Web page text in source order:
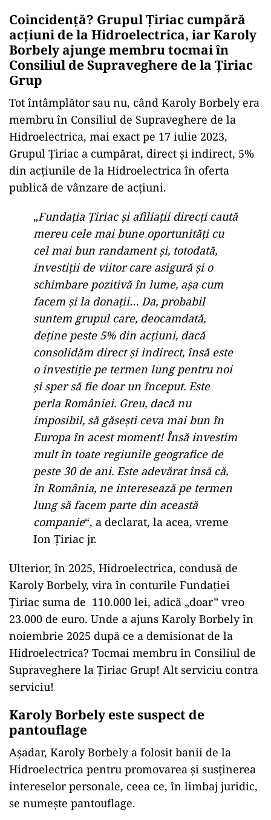
Coincidență? Grupul Țiriac cumpără
acțiuni de la Hidroelectrica, iar Karoly
Borbely ajunge membru tocmai în
Consiliul de Supraveghere de la Țiriac
Grup
Tot întâmplător sau nu, când Karoly Borbely era
membru în Consiliul de Supraveghere de la
Hidroelectrica, mai exact pe 17 iulie 2023,
Grupul Ţiriac a cumpărat, direct şi indirect, 5%
din acțiunile de la Hidroelectrica în oferta
publică de vânzare de acţiuni.
„Fundaţia Ţiriac şi afiliaţii direcţi caută
mereu cele mai bune oportunităţi cu
cel mai bun randament şi, totodată,
investiţii de viitor care asigură şi o
schimbare pozitivă în lume, aşa cum
facem şi la donaţii… Da, probabil
suntem grupul care, deocamdată,
deţine peste 5% din acţiuni, dacă
consolidăm direct şi indirect, însă este
o investiţie pe termen lung pentru noi
şi sper să fie doar un început. Este
perla României. Greu, dacă nu
imposibil, să găseşti ceva mai bun în
Europa în acest moment! Însă investim
mult în toate regiunile geografice de
peste 30 de ani. Este adevărat însă că,
în România, ne interesează pe termen
lung să facem parte din această
companie“, a declarat, la acea, vreme
Ion Ţiriac jr.
Ulterior, în 2025, Hidroelectrica, condusă de
Karoly Borbely, vira în conturile Fundației
Țiriac suma de 110.000 lei, adică „doar” vreo
23.000 de euro. Unde a ajuns Karoly Borbely în
noiembrie 2025 după ce a demisionat de la
Hidroelectrica? Tocmai membru în Consiliul de
Supraveghere la Țiriac Grup! Alt serviciu contra
serviciu!
Karoly Borbely este suspect de
pantouflage
Așadar, Karoly Borbely a folosit banii de la
Hidroelectrica pentru promovarea și susținerea
intereselor personale, ceea ce, în limbaj juridic,
se numește pantouflage.